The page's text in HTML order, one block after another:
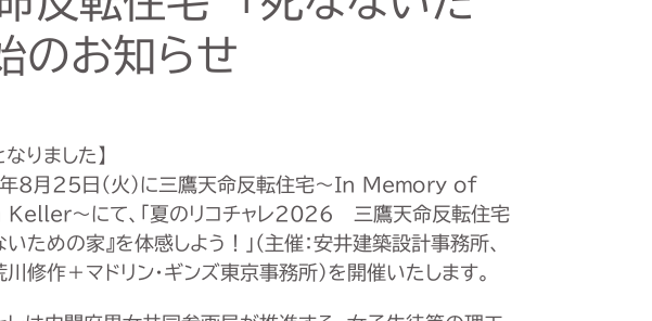
のお知らせ
なりました】
8月25日（火）に三鷹天命反転住宅〜In Memory of
〜にて、「夏のリコチャレ2026 三鷹天命反転住宅
いための家』を体感しよう！」（主催：安井建築設計事務所、
川修作＋マドリン・ギンズ東京事務所）を開催いたします。